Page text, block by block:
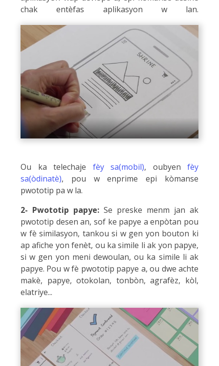
chak entèfas aplikasyon w lan.
Ou ka telechaje fèy sa(mobil), oubyen fèy
sa(òdinatè), pou w enprime epi kòmanse
pwototip pa w la.
2- Pwototip papye: Se preske menm jan ak
pwototip desen an, sof ke papye a enpòtan pou
w fè similasyon, tankou si w gen yon bouton ki
ap afiche yon fenèt, ou ka simile li ak yon papye,
si w gen yon meni dewoulan, ou ka simile li ak
papye. Pou w fè pwototip papye a, ou dwe achte
makè, papye, otokolan, tonbòn, agrafèz, kòl,
elatriye...